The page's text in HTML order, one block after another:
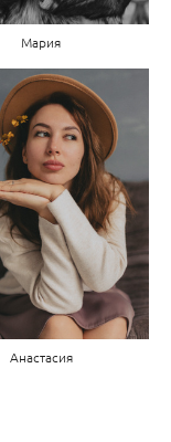
Мария
Анастасия